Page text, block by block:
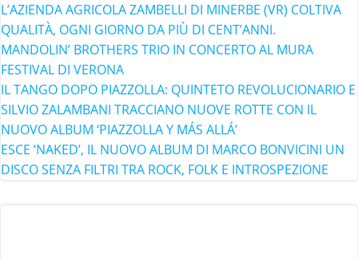
L’AZIENDA AGRICOLA ZAMBELLI DI MINERBE (VR) COLTIVA
QUALITÀ, OGNI GIORNO DA PIÙ DI CENT’ANNI.
MANDOLIN’ BROTHERS TRIO IN CONCERTO AL MURA
FESTIVAL DI VERONA
IL TANGO DOPO PIAZZOLLA: QUINTETO REVOLUCIONARIO E
SILVIO ZALAMBANI TRACCIANO NUOVE ROTTE CON IL
NUOVO ALBUM ‘PIAZZOLLA Y MÁS ALLÁ’
ESCE ‘NAKED’, IL NUOVO ALBUM DI MARCO BONVICINI UN
DISCO SENZA FILTRI TRA ROCK, FOLK E INTROSPEZIONE